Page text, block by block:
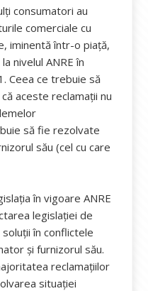
consumatori au
comerciale cu
iminentă într-o piață,
nivelul ANRE în
Ceea ce trebuie să
aceste reclamații nu
să fie rezolvate
său (cel cu care
în vigoare ANRE
legislației de
în conflictele
și furnizorul său.
reclamațiilor
situației